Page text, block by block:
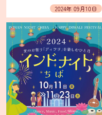
ト
メ
ニ
ュ
ー
会
2024年 09月10日